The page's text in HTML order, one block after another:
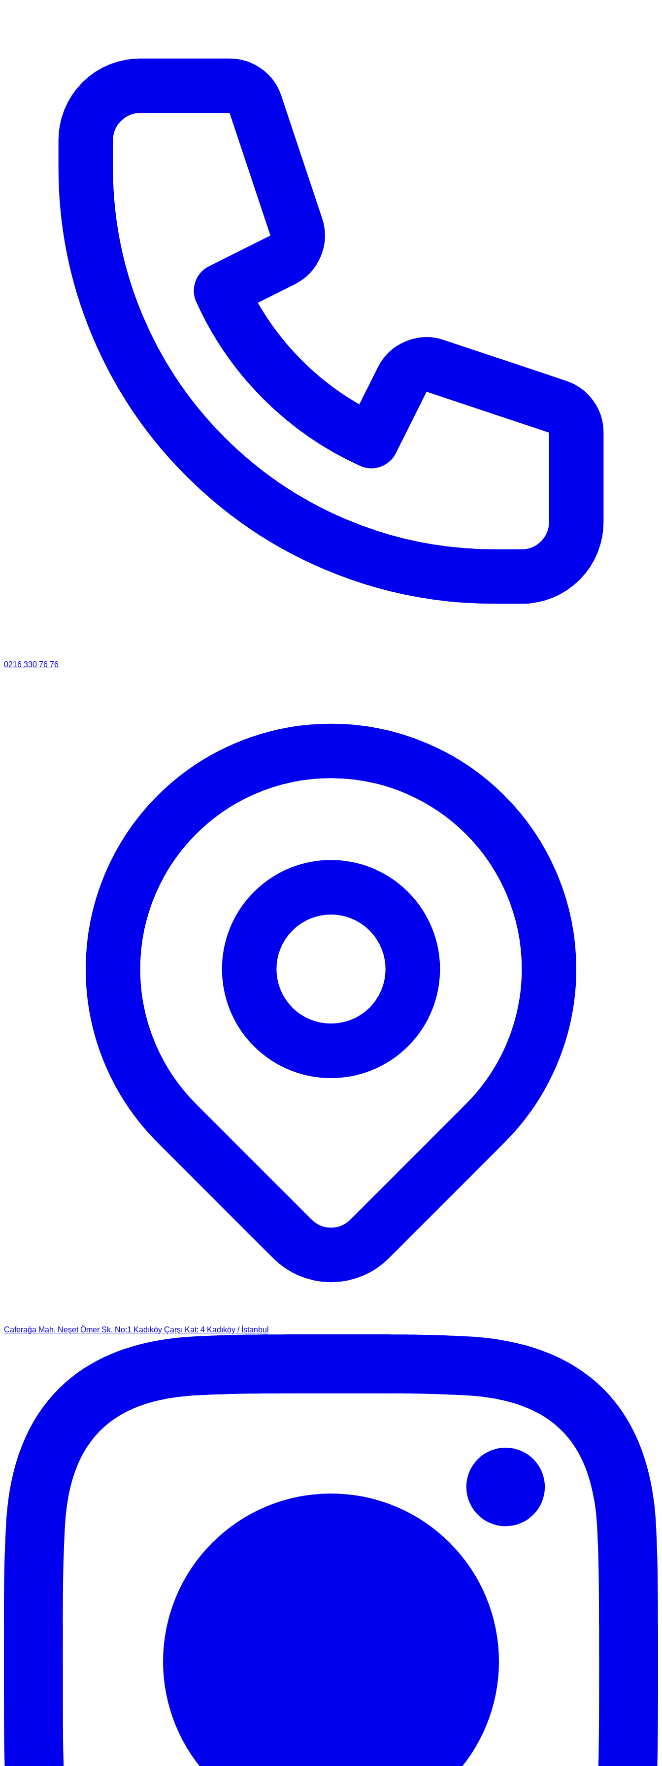
0216 330 76 76
Caferağa Mah. Neşet Ömer Sk. No:1 Kadıköy Çarşı Kat: 4 Kadıköy / İstanbul